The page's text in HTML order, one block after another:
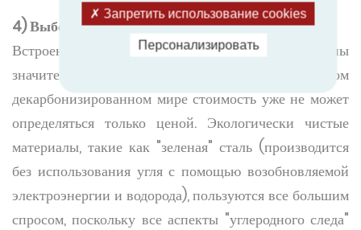
4) Выбор экологически чистых материалов
Встроенные выбросы углекислого газа должны
значительно снизиться, поэтому в нашем новом
декарбонизированном мире стоимость уже не может
определяться только ценой. Экологически чистые
материалы, такие как "зеленая" сталь (производится
без использования угля с помощью возобновляемой
электроэнергии и водорода), пользуются все большим
спросом, поскольку все аспекты "углеродного следа"
Запретить использование cookies
Персонализировать